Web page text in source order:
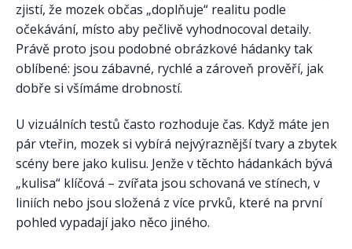
zjistí, že mozek občas „doplňuje“ realitu podle
očekávání, místo aby pečlivě vyhodnocoval detaily.
Právě proto jsou podobné obrázkové hádanky tak
oblíbené: jsou zábavné, rychlé a zároveň prověří, jak
dobře si všímáme drobností.
U vizuálních testů často rozhoduje čas. Když máte jen
pár vteřin, mozek si vybírá nejvýraznější tvary a zbytek
scény bere jako kulisu. Jenže v těchto hádankách bývá
„kulisa“ klíčová – zvířata jsou schovaná ve stínech, v
liniích nebo jsou složená z více prvků, které na první
pohled vypadají jako něco jiného.